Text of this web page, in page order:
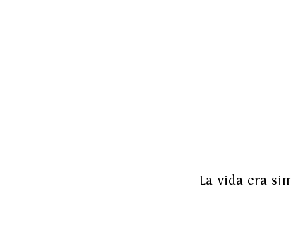
La vida era